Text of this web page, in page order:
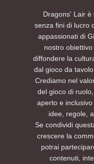
Dragons' Lair è
senza fini di lucro
appassionati di
nostro
diffondere la
dal gioco da
Crediamo nel
del gioco di
aperto e
idee, regole,
Se condividi
crescere la
potrai
contenuti,